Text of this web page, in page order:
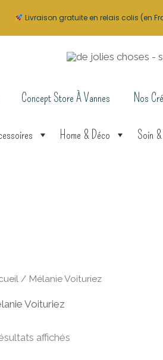
Concept Store À Vannes Nos
Home & Déco Soin
/ Mélanie Voituriez
Voituriez
affichés
Livraison gratuite en relais colis (en